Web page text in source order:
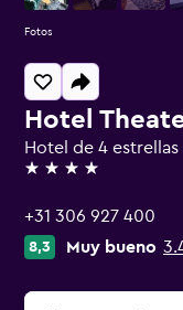
Hotel
Hotel de 4
4 estrellas
+31 306 927 400
8,3 Muy bueno
Fotos